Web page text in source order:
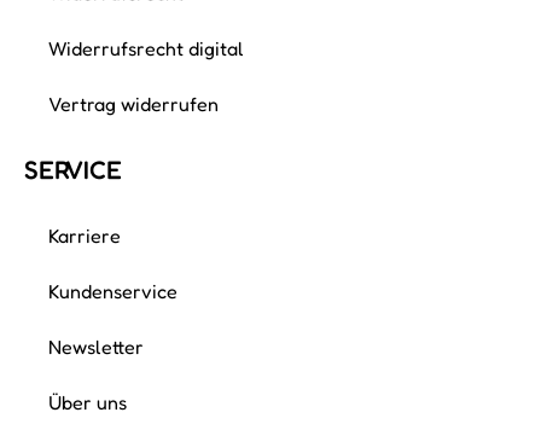
Widerrufsrecht digital
Vertrag widerrufen
SERVICE
Karriere
Kundenservice
Newsletter
Über uns